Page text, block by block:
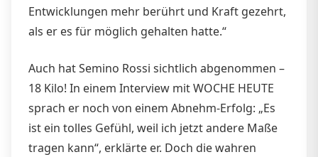
Entwicklungen mehr berührt und Kraft gezehrt,
als er es für möglich gehalten hatte.“
Auch hat Semino Rossi sichtlich abgenommen –
18 Kilo! In einem Interview mit WOCHE HEUTE
sprach er noch von einem Abnehm-Erfolg: „Es
ist ein tolles Gefühl, weil ich jetzt andere Maße
tragen kann“, erklärte er. Doch die wahren